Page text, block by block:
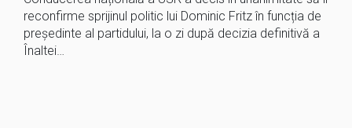
reconfirme sprijinul politic lui Dominic Fritz în funcția de
președinte al partidului, la o zi după decizia definitivă a
Înaltei…